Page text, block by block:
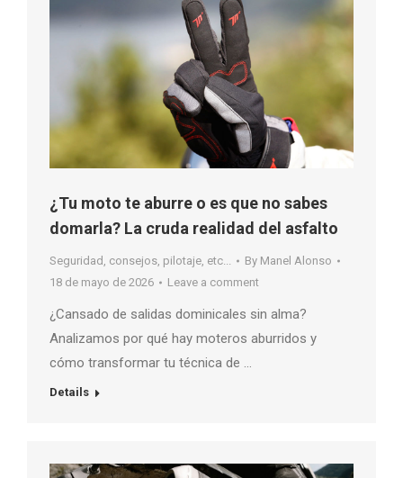
¿Tu moto te aburre o es que no sabes
domarla? La cruda realidad del asfalto
Seguridad, consejos, pilotaje, etc... By Manel Alonso
18 de mayo de 2026
Leave a comment
¿Cansado de salidas dominicales sin alma?
Analizamos por qué hay moteros aburridos y
cómo transformar tu técnica de …
Details